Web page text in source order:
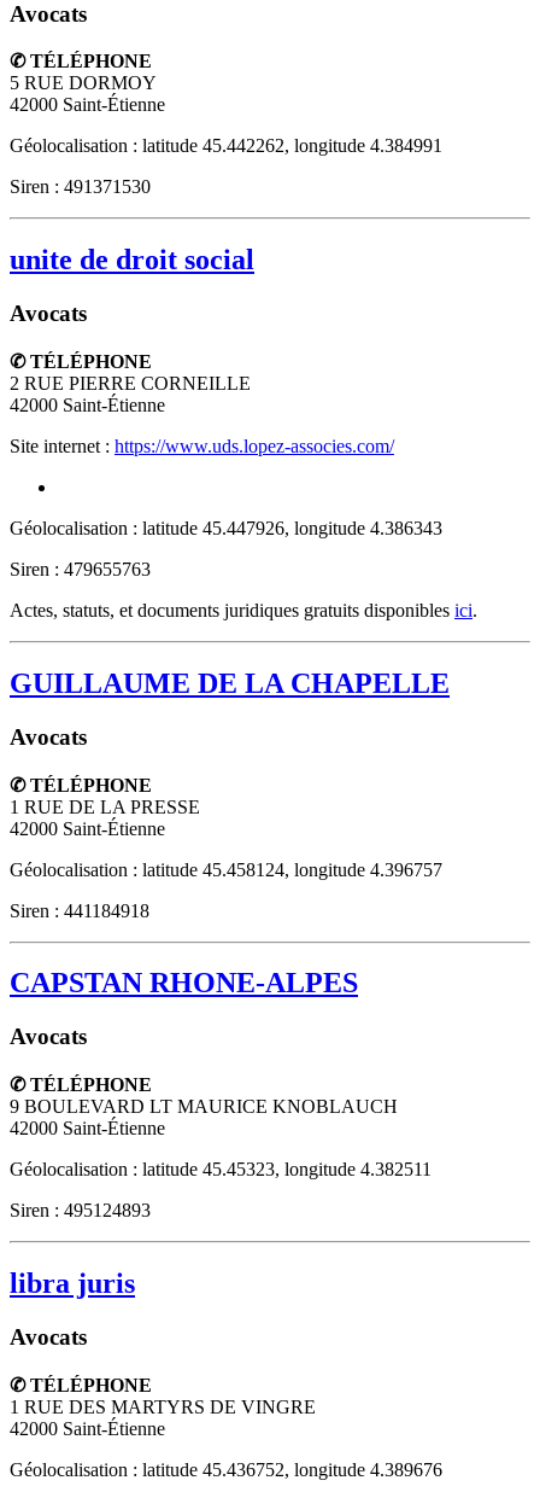
Avocats
✆ TÉLÉPHONE
5 RUE DORMOY
42000 Saint-Étienne
Géolocalisation : latitude 45.442262, longitude 4.384991
Siren : 491371530
unite de droit social
Avocats
✆ TÉLÉPHONE
2 RUE PIERRE CORNEILLE
42000 Saint-Étienne
Site internet : https://www.uds.lopez-associes.com/
Géolocalisation : latitude 45.447926, longitude 4.386343
Siren : 479655763
Actes, statuts, et documents juridiques gratuits disponibles ici.
GUILLAUME DE LA CHAPELLE
Avocats
✆ TÉLÉPHONE
1 RUE DE LA PRESSE
42000 Saint-Étienne
Géolocalisation : latitude 45.458124, longitude 4.396757
Siren : 441184918
CAPSTAN RHONE-ALPES
Avocats
✆ TÉLÉPHONE
9 BOULEVARD LT MAURICE KNOBLAUCH
42000 Saint-Étienne
Géolocalisation : latitude 45.45323, longitude 4.382511
Siren : 495124893
libra juris
Avocats
✆ TÉLÉPHONE
1 RUE DES MARTYRS DE VINGRE
42000 Saint-Étienne
Géolocalisation : latitude 45.436752, longitude 4.389676